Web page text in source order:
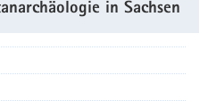
in Sachsen